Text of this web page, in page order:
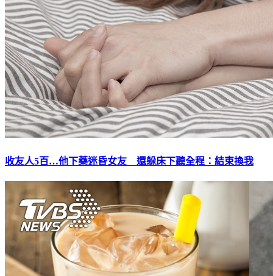
收友人5百…他下藥迷昏女友 還躲床下聽全程：結束換我